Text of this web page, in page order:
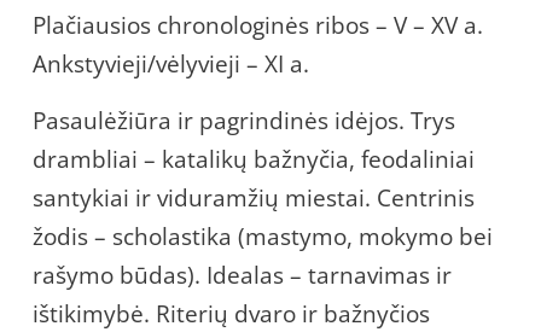
Plačiausios chronologinės ribos – V – XV a.
Ankstyvieji/vėlyvieji – XI a.
Pasaulėžiūra ir pagrindinės idėjos. Trys
drambliai – katalikų bažnyčia, feodaliniai
santykiai ir viduramžių miestai. Centrinis
žodis – scholastika (mastymo, mokymo bei
rašymo būdas). Idealas – tarnavimas ir
ištikimybė. Riterių dvaro ir bažnyčios